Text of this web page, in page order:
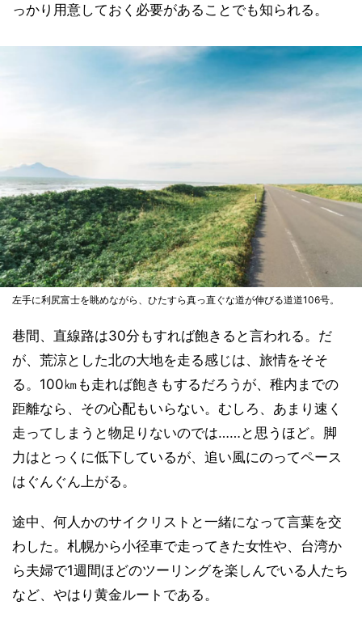
っかり用意しておく必要があることでも知られる。
左手に利尻富士を眺めながら、ひたすら真っ直ぐな道が伸びる道道106号。
巷間、直線路は30分もすれば飽きると言われる。だ
が、荒涼とした北の大地を走る感じは、旅情をそそ
る。100㎞も走れば飽きもするだろうが、稚内までの
距離なら、その心配もいらない。むしろ、あまり速く
走ってしまうと物足りないのでは……と思うほど。脚
力はとっくに低下しているが、追い風にのってペース
はぐんぐん上がる。
途中、何人かのサイクリストと一緒になって言葉を交
わした。札幌から小径車で走ってきた女性や、台湾か
ら夫婦で1週間ほどのツーリングを楽しんでいる人たち
など、やはり黄金ルートである。